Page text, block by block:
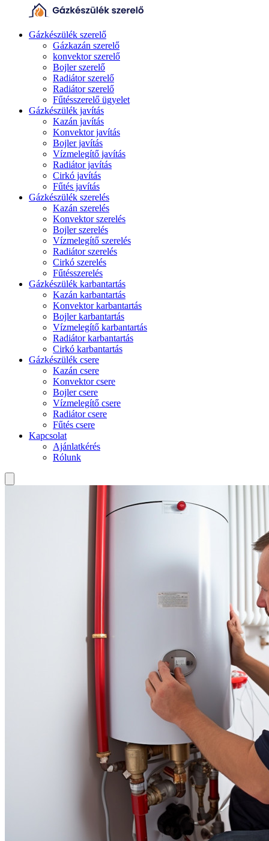
Gázkészülék szerelő
Gázkazán szerelő
konvektor szerelő
Bojler szerelő
Radiátor szerelő
Radiátor szerelő
Fűtésszerelő ügyelet
Gázkészülék javítás
Kazán javítás
Konvektor javítás
Bojler javítás
Vízmelegítő javítás
Radiátor javítás
Cirkó javítás
Fűtés javítás
Gázkészülék szerelés
Kazán szerelés
Konvektor szerelés
Bojler szerelés
Vízmelegítő szerelés
Radiátor szerelés
Cirkó szerelés
Fűtésszerelés
Gázkészülék karbantartás
Kazán karbantartás
Konvektor karbantartás
Bojler karbantartás
Vízmelegítő karbantartás
Radiátor karbantartás
Cirkó karbantartás
Gázkészülék csere
Kazán csere
Konvektor csere
Bojler csere
Vízmelegítő csere
Radiátor csere
Fűtés csere
Kapcsolat
Ajánlatkérés
Rólunk